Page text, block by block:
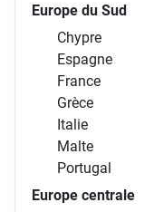
Europe du Sud
Chypre
Espagne
France
Grèce
Italie
Malte
Portugal
Europe centrale